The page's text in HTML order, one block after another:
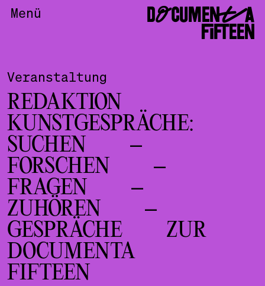
Menü DOCUMENTA
FIFTEEN
Veranstaltung
REDAKTION
KUNSTGESPRÄCHE:
SUCHEN –
FORSCHEN –
FRAGEN –
ZUHÖREN –
GESPRÄCHE ZUR
DOCUMENTA
FIFTEEN